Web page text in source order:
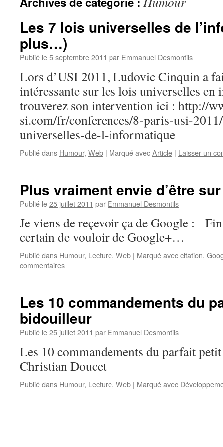
Les 7 lois universelles de
plus…)
Publié le5 septembre 2011 par Emmanuel Desmontils
Lors d’USI 2011, Ludovic Cinquin a
intéressante sur les lois universelles
trouverez son intervention ici : http://
si.com/fr/conferences/8-paris-usi-
universelles-de-l-informatique
Publié dans Humour, Web | Marqué avecArticle | Laisser un
Plus vraiment envie d’être
Publié le25 juillet 2011 par Emmanuel Desmontils
Je viens de reçevoir ça de Google :
certain de vouloir de Google+…
Publié dans Humour, Lecture, Web | Marqué aveccitation,
commentaires
Les 10 commandements du
bidouilleur
Publié le25 juillet 2011 par Emmanuel Desmontils
Les 10 commandements du parfait
Christian Doucet
Publié dans Humour, Lecture, Web | Marqué avec